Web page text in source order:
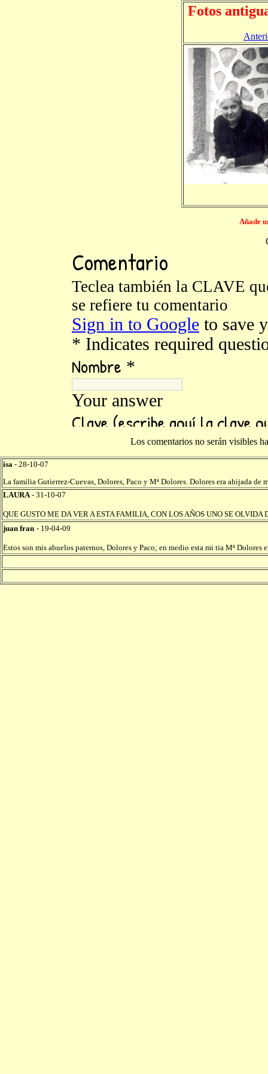
Fotos
Añade
Los comentarios no serán visibles
isa - 28-10-07
La familia Gutierrez-Cuevas, Dolores, Paco y Mª Dolores. Dolores era ahijada de
LAURA- 31-10-07
QUE GUSTO ME DA VER A ESTA FAMILIA, CON LOS AÑOS UNO SE OLVIDA
juan fran - 19-04-09
Estos son mis abuelos paternos, Dolores y Paco; en medio esta mi tia Mª Dolores